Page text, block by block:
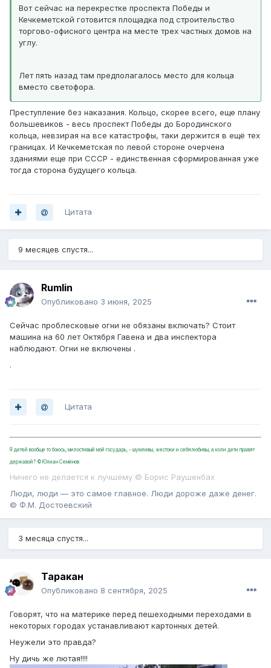
Вот сейчас на перекрестке проспекта Победы и
Кечкеметской готовится площадка под строительство
торгово-офисного центра на месте трех частных домов на
углу.
Лет пять назад там предполагалось место для кольца
вместо светофора.
Преступление без наказания. Кольцо, скорее всего, еще плану
большевиков - весь проспект Победы до Бородинского
кольца, невзирая на все катастрофы, таки держится в ещё тех
границах. И Кечкеметская по левой стороне очерчена
зданиями еще при СССР - единственная сформированная уже
тогда сторона будущего кольца.
Цитата
9 месяцев спустя...
Rumlin
Опубликовано 3 июня, 2025
Сейчас проблесковые огни не обязаны включать? Стоит
машина на 60 лет Октября Гавена и два инспектора
наблюдают. Огни не включены .
.
Цитата
Я детей вообще то боюсь, милостивый мой государь, - шумливы, жестоки и себялюбивы, а коли дети правят
державой? ©Юлиан Семёнов
Ничего не делается к лучшему © Борис Раушенбах
Люди, люди — это самое главное. Люди дороже даже денег.
© Ф.М. Достоевский
3 месяца спустя...
Таракан
Опубликовано 8 сентября, 2025
Говорят, что на материке перед пешеходными переходами в
некоторых городах устанавливают картонных детей.
Неужели это правда?
Ну дичь же лютая!!!!